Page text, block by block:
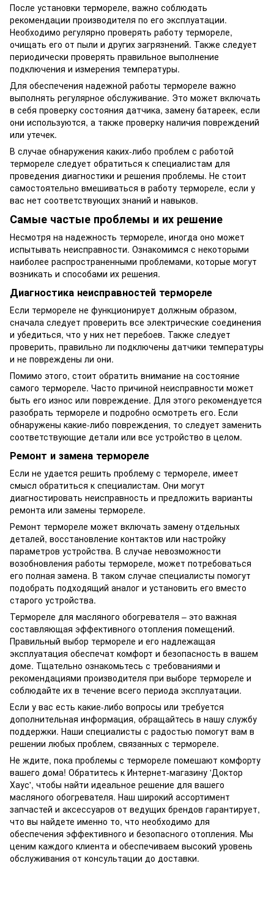
После установки термореле, важно соблюдать
рекомендации производителя по его эксплуатации.
Необходимо регулярно проверять работу термореле,
очищать его от пыли и других загрязнений. Также следует
периодически проверять правильное выполнение
подключения и измерения температуры.
Для обеспечения надежной работы термореле важно
выполнять регулярное обслуживание. Это может включать
в себя проверку состояния датчика, замену батареек, если
они используются, а также проверку наличия повреждений
или утечек.
В случае обнаружения каких-либо проблем с работой
термореле следует обратиться к специалистам для
проведения диагностики и решения проблемы. Не стоит
самостоятельно вмешиваться в работу термореле, если у
вас нет соответствующих знаний и навыков.
Самые частые проблемы и их решение
Несмотря на надежность термореле, иногда оно может
испытывать неисправности. Ознакомимся с некоторыми
наиболее распространенными проблемами, которые могут
возникать и способами их решения.
Диагностика неисправностей термореле
Если термореле не функционирует должным образом,
сначала следует проверить все электрические соединения
и убедиться, что у них нет перебоев. Также следует
проверить, правильно ли подключены датчики температуры
и не повреждены ли они.
Помимо этого, стоит обратить внимание на состояние
самого термореле. Часто причиной неисправности может
быть его износ или повреждение. Для этого рекомендуется
разобрать термореле и подробно осмотреть его. Если
обнаружены какие-либо повреждения, то следует заменить
соответствующие детали или все устройство в целом.
Ремонт и замена термореле
Если не удается решить проблему с термореле, имеет
смысл обратиться к специалистам. Они могут
диагностировать неисправность и предложить варианты
ремонта или замены термореле.
Ремонт термореле может включать замену отдельных
деталей, восстановление контактов или настройку
параметров устройства. В случае невозможности
возобновления работы термореле, может потребоваться
его полная замена. В таком случае специалисты помогут
подобрать подходящий аналог и установить его вместо
старого устройства.
Термореле для масляного обогревателя – это важная
составляющая эффективного отопления помещений.
Правильный выбор термореле и его надлежащая
эксплуатация обеспечат комфорт и безопасность в вашем
доме. Тщательно ознакомьтесь с требованиями и
рекомендациями производителя при выборе термореле и
соблюдайте их в течение всего периода эксплуатации.
Если у вас есть какие-либо вопросы или требуется
дополнительная информация, обращайтесь в нашу службу
поддержки. Наши специалисты с радостью помогут вам в
решении любых проблем, связанных с термореле.
Не ждите, пока проблемы с термореле помешают комфорту
вашего дома! Обратитесь к Интернет-магазину 'Доктор
Хаус', чтобы найти идеальное решение для вашего
масляного обогревателя. Наш широкий ассортимент
запчастей и аксессуаров от ведущих брендов гарантирует,
что вы найдете именно то, что необходимо для
обеспечения эффективного и безопасного отопления. Мы
ценим каждого клиента и обеспечиваем высокий уровень
обслуживания от консультации до доставки.